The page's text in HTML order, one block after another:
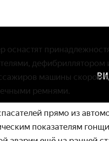
оснастят
машины скорой
ремнями.
прямо из
показателям